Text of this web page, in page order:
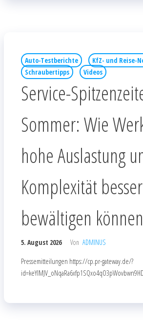
Auto-Testberichte
KfZ- und Reise-
Schraubertipps
Videos
Service-
Sommer: Wie
hohe Auslastung
Komplexität besser
bewältigen können
5. August 2026 Von ADMINUS
Pressemitteilungen https://cp.pr-gateway.de/?